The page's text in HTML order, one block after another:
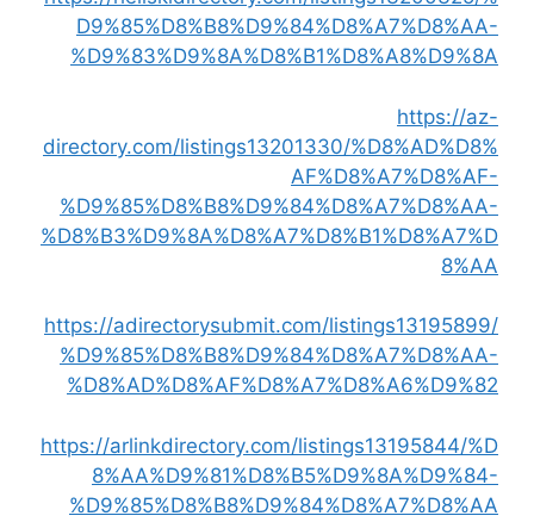
D9%85%D8%B8%D9%84%D8%A7%D8%AA-
%D9%83%D9%8A%D8%B1%D8%A8%D9%8A
https://az-
directory.com/listings13201330/%D8%AD%D8%
AF%D8%A7%D8%AF-
%D9%85%D8%B8%D9%84%D8%A7%D8%AA-
%D8%B3%D9%8A%D8%A7%D8%B1%D8%A7%D
8%AA
https://adirectorysubmit.com/listings13195899/
%D9%85%D8%B8%D9%84%D8%A7%D8%AA-
%D8%AD%D8%AF%D8%A7%D8%A6%D9%82
https://arlinkdirectory.com/listings13195844/%D
8%AA%D9%81%D8%B5%D9%8A%D9%84-
%D9%85%D8%B8%D9%84%D8%A7%D8%AA